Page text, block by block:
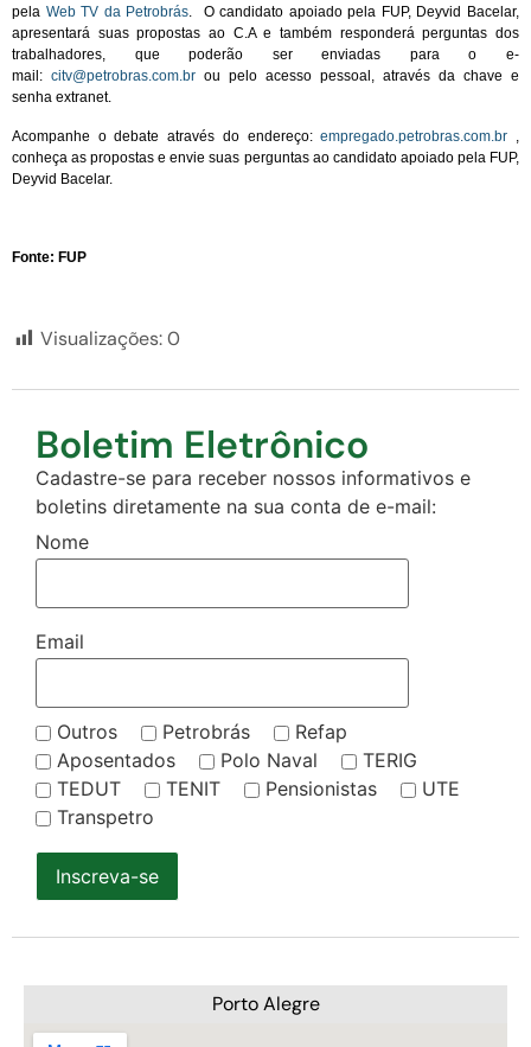
pela Web TV da Petrobrás . O candidato apoiado pela FUP, Deyvid Bacelar,
apresentará suas propostas ao C.A e também responderá perguntas dos
trabalhadores, que poderão ser enviadas para o e-
mail: citv@petrobras.com.br ou pelo acesso pessoal, através da chave e
senha extranet.
Acompanhe o debate através do endereço: empregado.petrobras.com.br
conheça as propostas e envie suas perguntas ao candidato apoiado pela FUP,
Deyvid Bacelar.
Fonte: FUP
Visualizações:0
Boletim Eletrônico
Cadastre-se para receber nossos informativos e
boletins diretamente na sua conta de e-mail:
Nome
Email
Outros Petrobrás
Refap
Aposentados
Polo Naval
TERIG
TEDUT
TENIT Pensionistas
UTE
Transpetro
Inscreva-se
Porto Alegre